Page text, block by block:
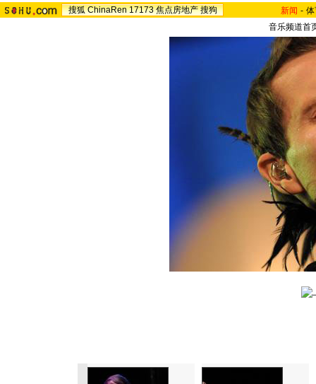
搜狐 ChinaRen 17173 焦点房地产 搜狗 新闻 -
音乐频道首